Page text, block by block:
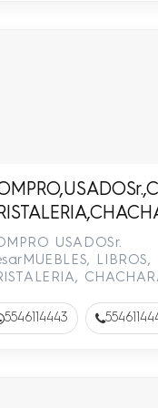
4443
USADOSr.
LIBROS,
EN
4443
5546114443